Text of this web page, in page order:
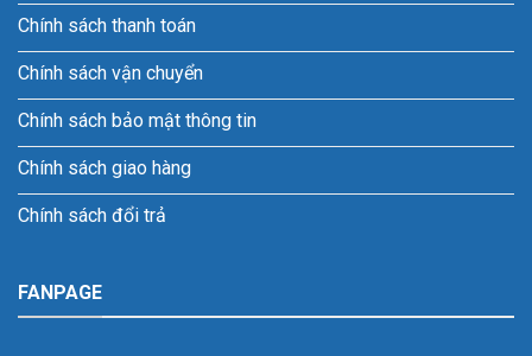
Chính sách thanh toán
Chính sách vận chuyển
Chính sách bảo mật thông tin
Chính sách giao hàng
Chính sách đổi trả
FANPAGE